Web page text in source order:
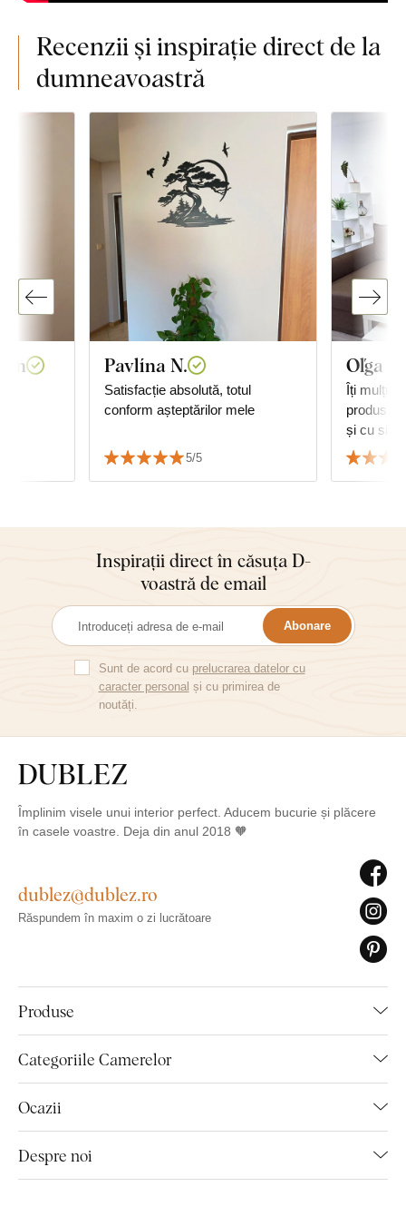
Recenzii și inspirație direct de la
dumneavoastră
Pavlína N.
Satisfacție absolută, totul
conform așteptărilor mele
5/5
Oľga I.
Îți
produsul
și cu
mea
căldură!
Inspirații direct în căsuța D-
voastră de email
Abonare
Sunt de acord cu prelucrarea datelor cu
caracter personal și cu primirea de
noutăți.
Împlinim visele unui interior perfect. Aducem bucurie și plăcere
în casele voastre. Deja din anul 2018 🧡
Produse
Categoriile Camerelor
Ocazii
Despre noi
dublez@dublez.ro
Răspundem în maxim o zi lucrătoare